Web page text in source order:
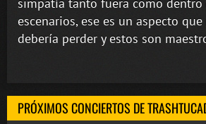
escenarios, ese es un aspecto
debería perder y estos son
PRÓXIMOS CONCIERTOS DE